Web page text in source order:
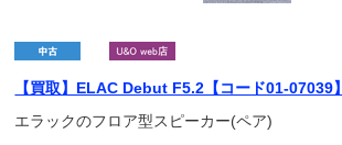
【買取】ELAC Debut F5.2【コード01-07039】
エラックのフロア型スピーカー(ペア)